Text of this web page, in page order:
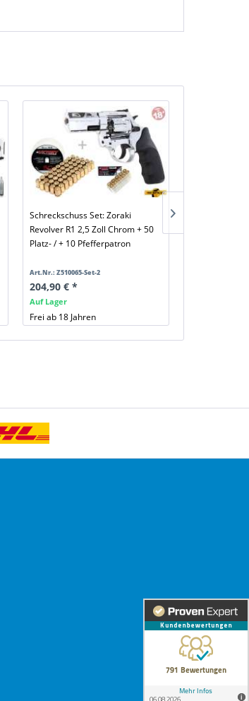
Schreckschuss Set: Zoraki
Revolver R1 2,5 Zoll Chrom + 50
Platz- / + 10 Pfefferpatron
Art.Nr.: Z510065-Set-2
204,90 € *
Auf Lager
Frei ab 18 Jahren